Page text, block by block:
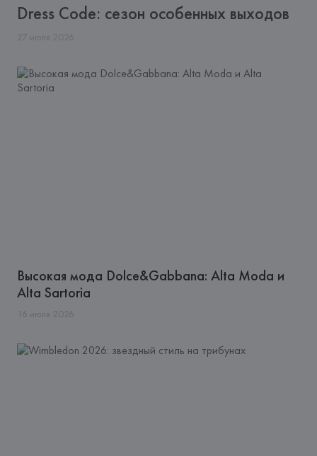
Dress Code: сезон особенных выходов
27 июля 2026
Высокая мода Dolce&Gabbana: Alta Moda и
Alta Sartoria
16 июля 2026